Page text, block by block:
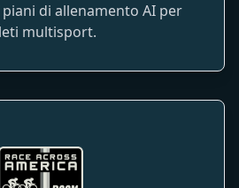
di allenamento AI per
multisport.